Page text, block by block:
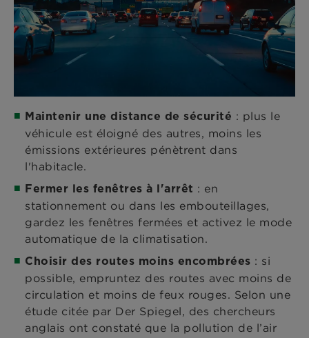
Maintenir une distance de sécurité : plus le
véhicule est éloigné des autres, moins les
émissions extérieures pénètrent dans
l'habitacle.
Fermer les fenêtres à l'arrêt : en
stationnement ou dans les embouteillages,
gardez les fenêtres fermées et activez le mode
automatique de la climatisation.
Choisir des routes moins encombrées : si
possible, empruntez des routes avec moins de
circulation et moins de feux rouges. Selon une
étude citée par Der Spiegel, des chercheurs
anglais ont constaté que la pollution de l’air